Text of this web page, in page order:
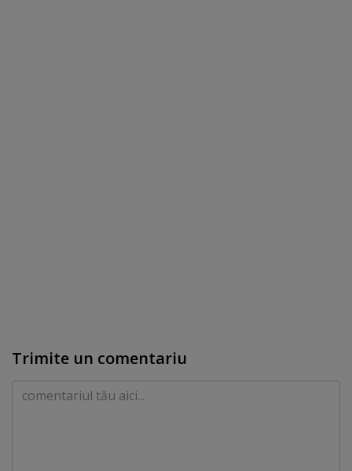
Trimite un comentariu
Comentariu